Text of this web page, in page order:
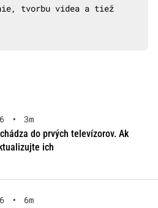
tvorbu videa a tiež
•
3m
do prvých televízorov. Ak
ich
•
6m